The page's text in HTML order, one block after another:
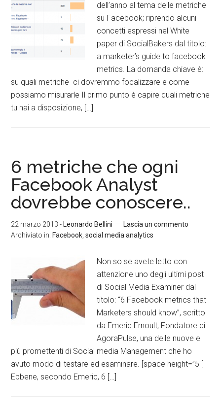
dell’anno al tema delle metriche
su Facebook; riprendo alcuni
concetti espressi nel White
paper di SocialBakers dal titolo:
a marketer’s guide to facebook
metrics. La domanda chiave è:
su quali metriche ci dovremmo focalizzare e come
possiamo misurarle Il primo punto è capire quali metriche
tu hai a disposizione, […]
6 metriche che ogni
Facebook Analyst
dovrebbe conoscere..
22 marzo 2013 - Leonardo Bellini
Lascia un commento
Archiviato in: Facebook ,social media analytics
Non so se avete letto con
attenzione uno degli ultimi post
di Social Media Examiner dal
titolo: “6 Facebook metrics that
Marketers should know”, scritto
da Emeric Ernoult, Fondatore di
AgoraPulse, una delle nuove e
più promettenti di Social media Management che ho
avuto modo di testare ed esaminare. [space height=”5″]
Ebbene, secondo Emeric, 6 […]